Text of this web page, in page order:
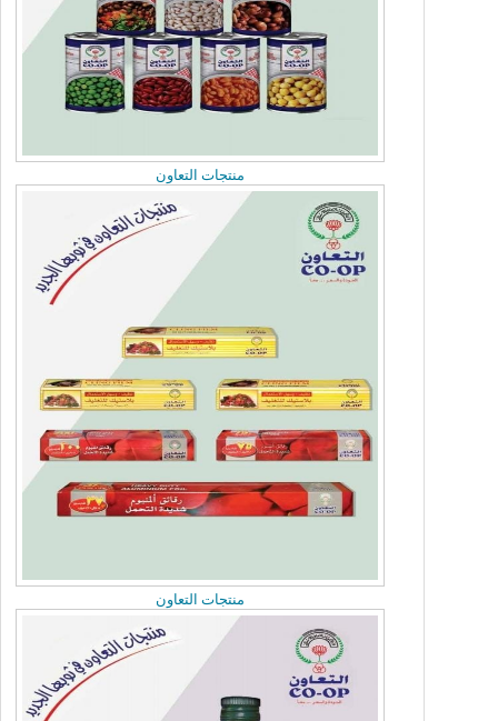
منتجات التعاون
منتجات التعاون